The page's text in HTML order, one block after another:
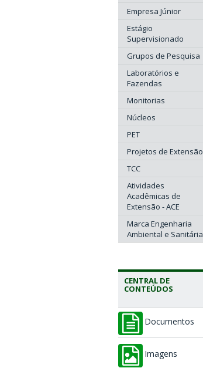
Empresa Júnior
Estágio
Supervisionado
Grupos de Pesquisa
Laboratórios e
Fazendas
Monitorias
Núcleos
PET
Projetos de Extensão
TCC
Atividades
Acadêmicas de
Extensão - ACE
Marca Engenharia
Ambiental e Sanitária
CENTRAL DE
CONTEÚDOS
Documentos
Imagens